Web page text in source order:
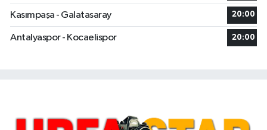
Kasımpaşa - Galatasaray 20:00
Antalyaspor - Kocaelispor 20:00